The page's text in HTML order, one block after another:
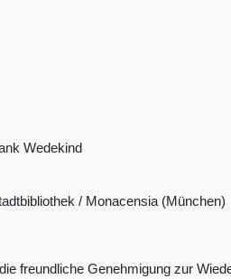
Wedekind
/ Monacensia (München)
freundliche Genehmigung zur